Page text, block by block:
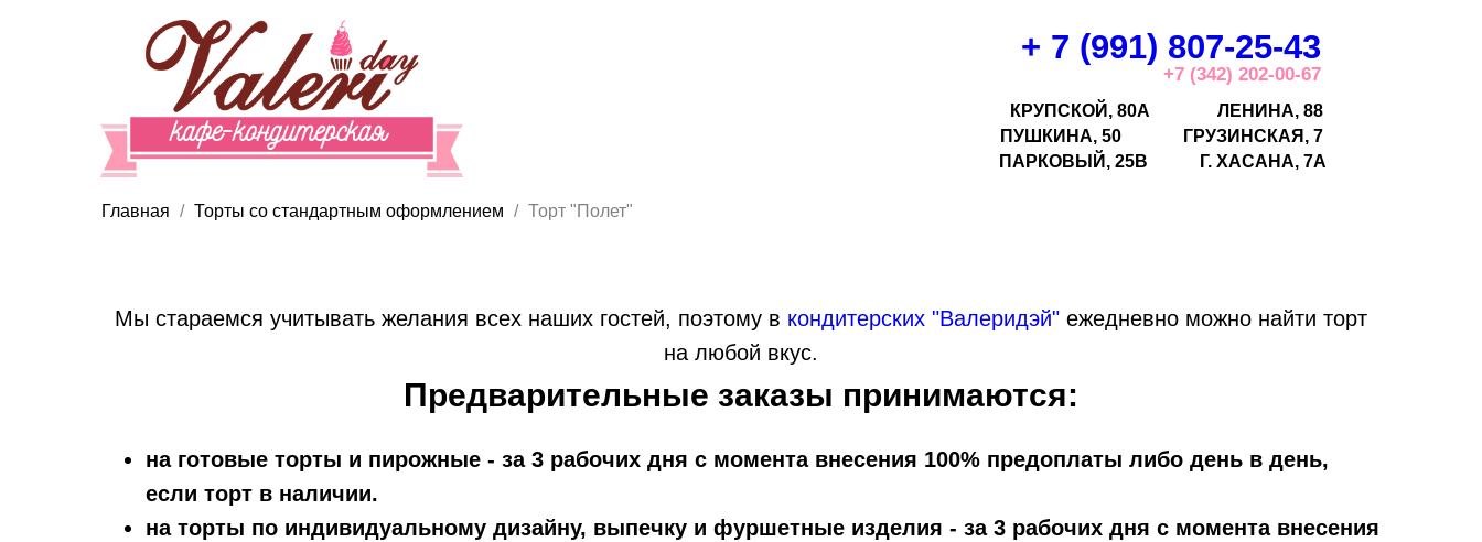
+ 7 (991) 807-25-43
КРУПСКОЙ, 80А
ЛЕНИНА, 88
ПУШКИНА, 50
ГРУЗИНСКАЯ, 7
Г. ХАСАНА, 7А
ПАРКОВЫЙ, 25В
+7 (342) 202-00-67
Главная Торты со стандартным оформлением Торт "Полет"
Мы стараемся учитывать желания всех наших гостей, поэтому в кондитерских "Валеридэй" ежедневно можно найти торт
на любой вкус.
Предварительные заказы принимаются:
на готовые торты и пирожные - за 3 рабочих дня с момента внесения 100% предоплаты либо день в день,
если торт в наличии.
на торты по индивидуальному дизайну, выпечку и фуршетные изделия - за 3 рабочих дня с момента внесения